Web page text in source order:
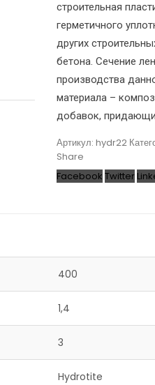
строительная
герметичного
других
бетона. Сечение
производства
материала –
добавок,
Артикул: hydr22
Share
Facebook Twitter
400
1,4
3
Hydrotite